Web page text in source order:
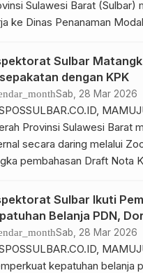
Sulawesi Barat (Sulbar)
ke Dinas Penanaman
3/2026). Kunjungan ini
dan prosedur pelayanan
transparan, dan
regulasi yang berlaku.
di […]
Sulbar
dengan KPK
Sab, 28 Mar 2026
Provinsi Sulawesi Barat
secara daring melalui
pembahasan Draft Nota
Korupsi (KPK)
dalam upaya
korupsi. Rapat
dihadiri oleh Inspektur
bersama Tim […]
Sulbar Ikuti
Belanja PDN,
Produk Dalam Negeri
Sab, 28 Mar 2026
kepatuhan belanja